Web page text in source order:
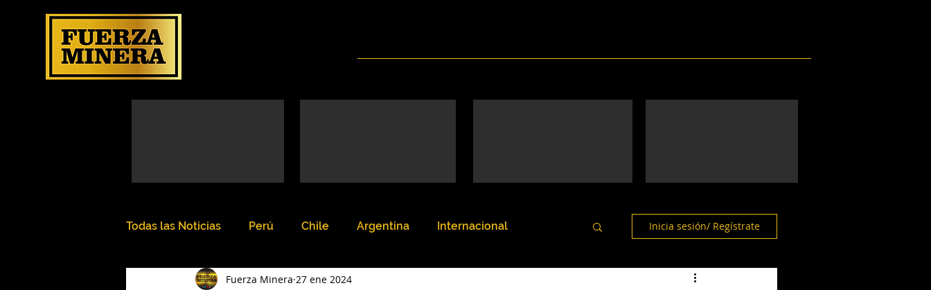
Todas las Noticias Perú Chile Argentina Internacional Inicia sesión/ Regístrate
Fuerza Minera 27 ene 2024